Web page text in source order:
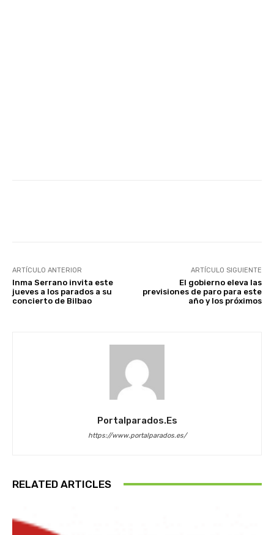
ARTÍCULO ANTERIOR
Inma Serrano invita este
jueves a los parados a su
concierto de Bilbao
ARTÍCULO SIGUIENTE
El gobierno eleva las
previsiones de paro para este
año y los próximos
Portalparados.es
https://www.portalparados.es/
RELATED ARTICLES